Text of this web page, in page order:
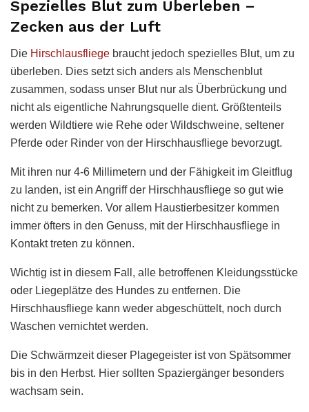
Spezielles Blut zum Überleben –
Zecken aus der Luft
Die Hirschlausfliege braucht jedoch spezielles Blut, um zu
überleben. Dies setzt sich anders als Menschenblut
zusammen, sodass unser Blut nur als Überbrückung und
nicht als eigentliche Nahrungsquelle dient. Größtenteils
werden Wildtiere wie Rehe oder Wildschweine, seltener
Pferde oder Rinder von der Hirschhausfliege bevorzugt.
Mit ihren nur 4-6 Millimetern und der Fähigkeit im Gleitflug
zu landen, ist ein Angriff der Hirschhausfliege so gut wie
nicht zu bemerken. Vor allem Haustierbesitzer kommen
immer öfters in den Genuss, mit der Hirschhausfliege in
Kontakt treten zu können.
Wichtig ist in diesem Fall, alle betroffenen Kleidungsstücke
oder Liegeplätze des Hundes zu entfernen. Die
Hirschhausfliege kann weder abgeschüttelt, noch durch
Waschen vernichtet werden.
Die Schwärmzeit dieser Plagegeister ist von Spätsommer
bis in den Herbst. Hier sollten Spaziergänger besonders
wachsam sein.